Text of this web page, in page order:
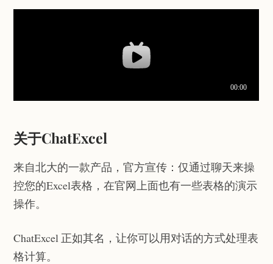
关于ChatExcel
来自北大的一款产品，官方宣传：仅通过聊天来操
控您的Excel表格，在官网上面也有一些表格的演示
操作。
ChatExcel 正如其名，让你可以用对话的方式处理表
格计算。